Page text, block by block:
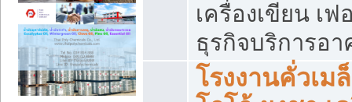
เครื่องเขียน เ
ธุรกิจบริการอ
โรงงานคั่วเม